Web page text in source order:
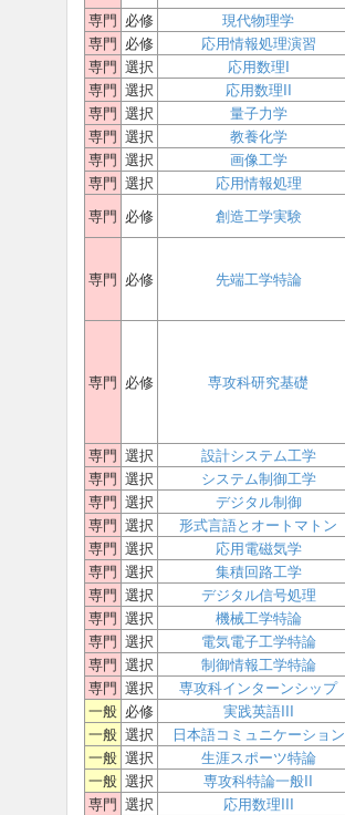
専門 必修 現代物理学
専門 必修 応用情報処理演習
専門 選択 応用数理I
専門 選択 応用数理II
専門 選択 量子力学
専門 選択 教養化学
専門 選択 画像工学
専門 選択 応用情報処理
専門 必修 創造工学実験
専門 必修 先端工学特論
専門 必修 専攻科研究基礎
専門 選択 設計システム工学
専門 選択 システム制御工学
専門 選択 デジタル制御
専門 選択 形式言語とオートマトン
専門 選択 応用電磁気学
専門 選択 集積回路工学
専門 選択 デジタル信号処理
専門 選択 機械工学特論
専門 選択 電気電子工学特論
専門 選択 制御情報工学特論
専門 選択 専攻科インターンシップ
一般 必修 実践英語III
一般 選択 日本語コミュニケーション
一般 選択 生涯スポーツ特論
一般 選択 専攻科特論一般II
専門 選択 応用数理III